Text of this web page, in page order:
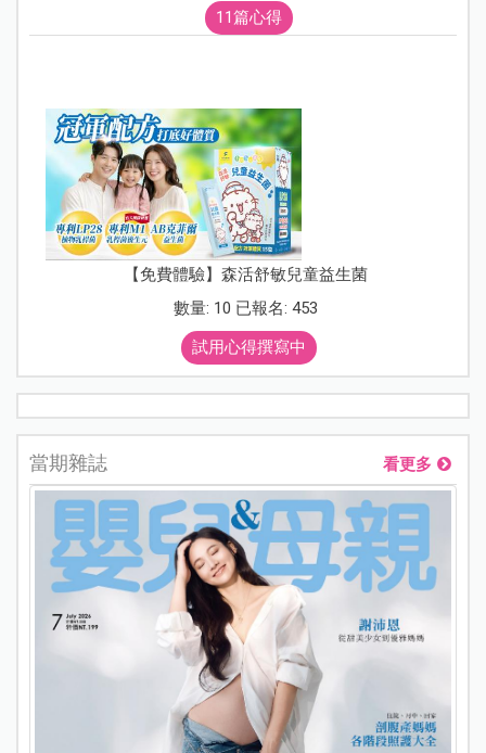
11篇心得
【免費體驗】森活舒敏兒童益生菌
數量: 10 已報名: 453
試用心得撰寫中
當期雜誌 看更多